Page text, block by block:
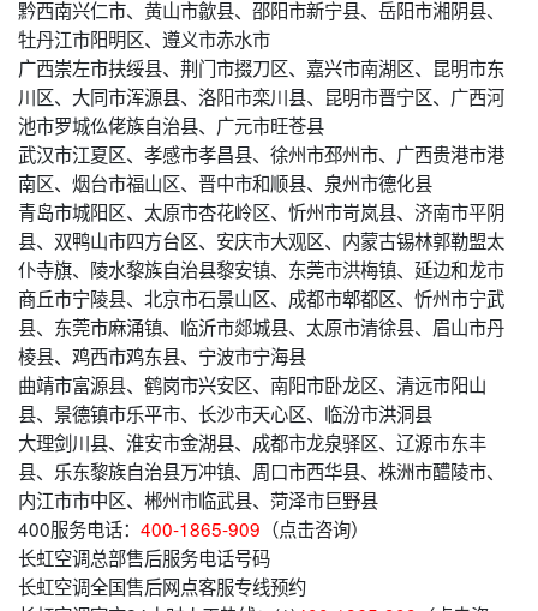
黔西南兴仁市、黄山市歙县、邵阳市新宁县、岳阳市湘阴县、
牡丹江市阳明区、遵义市赤水市
广西崇左市扶绥县、荆门市掇刀区、嘉兴市南湖区、昆明市东
川区、大同市浑源县、洛阳市栾川县、昆明市晋宁区、广西河
池市罗城仫佬族自治县、广元市旺苍县
武汉市江夏区、孝感市孝昌县、徐州市邳州市、广西贵港市港
南区、烟台市福山区、晋中市和顺县、泉州市德化县
青岛市城阳区、太原市杏花岭区、忻州市岢岚县、济南市平阴
县、双鸭山市四方台区、安庆市大观区、内蒙古锡林郭勒盟太
仆寺旗、陵水黎族自治县黎安镇、东莞市洪梅镇、延边和龙市
商丘市宁陵县、北京市石景山区、成都市郫都区、忻州市宁武
县、东莞市麻涌镇、临沂市郯城县、太原市清徐县、眉山市丹
棱县、鸡西市鸡东县、宁波市宁海县
曲靖市富源县、鹤岗市兴安区、南阳市卧龙区、清远市阳山
县、景德镇市乐平市、长沙市天心区、临汾市洪洞县
大理剑川县、淮安市金湖县、成都市龙泉驿区、辽源市东丰
县、乐东黎族自治县万冲镇、周口市西华县、株洲市醴陵市、
内江市市中区、郴州市临武县、菏泽市巨野县
400服务电话： 400-1865-909 （点击咨询）
长虹空调总部售后服务电话号码
长虹空调全国售后网点客服专线预约